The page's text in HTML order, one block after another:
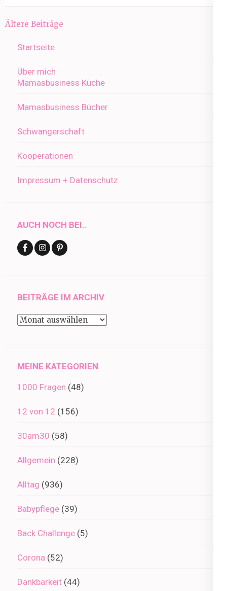
Beitragsnavigation
Ältere Beiträge
Startseite
Über mich
Mamasbusiness Küche
Mamasbusiness Bücher
Schwangerschaft
Kooperationen
Impressum + Datenschutz
AUCH NOCH BEI..
BEITRÄGE IM ARCHIV
Beiträge
MEINE KATEGORIEN
1000 Fragen (48)
12 von 12 (156)
30am30 (58)
Allgemein (228)
Alltag (936)
Babypflege (39)
Back Challenge (5)
Corona (52)
Dankbarkeit (44)